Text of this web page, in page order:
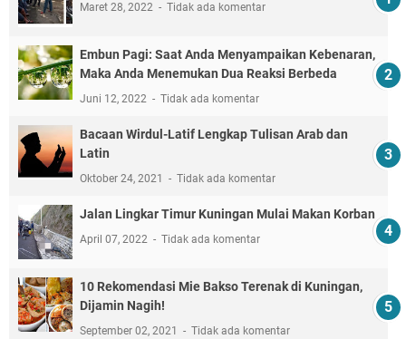
Maret 28, 2022 Tidak ada komentar
Embun Pagi: Saat Anda Menyampaikan Kebenaran,
Maka Anda Menemukan Dua Reaksi Berbeda
Juni 12, 2022 Tidak ada komentar
Bacaan Wirdul-Latif Lengkap Tulisan Arab dan
Latin
Oktober 24, 2021 Tidak ada komentar
Jalan Lingkar Timur Kuningan Mulai Makan Korban
April 07, 2022 Tidak ada komentar
10 Rekomendasi Mie Bakso Terenak di Kuningan,
Dijamin Nagih!
September 02, 2021 Tidak ada komentar